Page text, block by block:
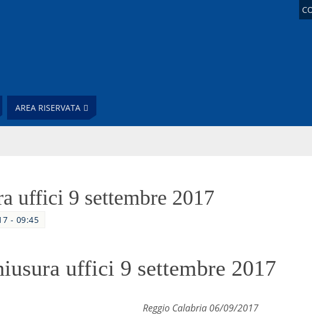
AREA RISERVATA
uffici 9 settembre 2017
- 09:45
uffici 9 settembre 2017
3514/1.2
Calabria 06/09/2017